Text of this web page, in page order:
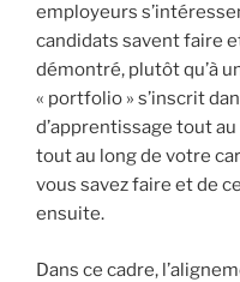
employeurs
candidats savent faire
démontré, plutôt qu’à
« portfolio » s’inscrit
d’apprentissage tout
tout au long de votre
vous savez faire et de
ensuite.
Dans ce cadre,